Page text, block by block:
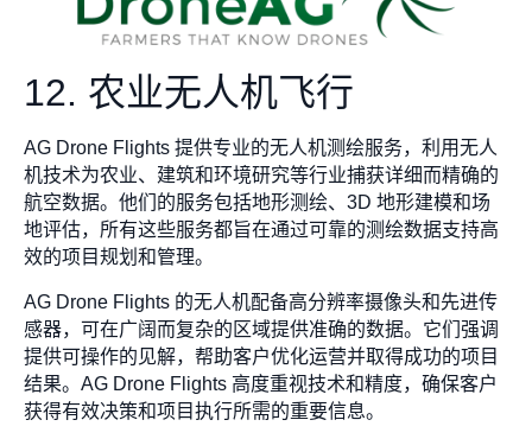
12. 农业无人机飞行
AG Drone Flights 提供专业的无人机测绘服务，利用无人
机技术为农业、建筑和环境研究等行业捕获详细而精确的
航空数据。他们的服务包括地形测绘、3D 地形建模和场
地评估，所有这些服务都旨在通过可靠的测绘数据支持高
效的项目规划和管理。
AG Drone Flights 的无人机配备高分辨率摄像头和先进传
感器，可在广阔而复杂的区域提供准确的数据。它们强调
提供可操作的见解，帮助客户优化运营并取得成功的项目
结果。AG Drone Flights 高度重视技术和精度，确保客户
获得有效决策和项目执行所需的重要信息。